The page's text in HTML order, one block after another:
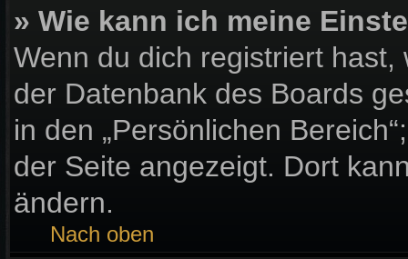
» Wie kann ich meine
Wenn du dich registriert
der Datenbank des Boards
in den „Persönlichen
der Seite angezeigt. Dort
ändern.
Nach oben